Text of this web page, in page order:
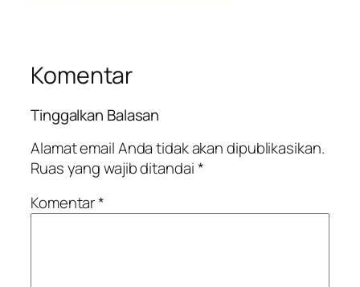
Komentar
Tinggalkan Balasan
Alamat email Anda tidak akan dipublikasikan.
Ruas yang wajib ditandai*
Komentar*